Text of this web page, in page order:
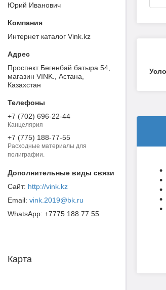
Юрий Иванович
Интернет каталог Vink.kz
Проспект Бөгенбай батыра 54,
магазин VINK., Астана,
Казахстан
+7 (702) 696-22-44
Канцелярия
+7 (775) 188-77-55
Расходные материалы для
полиграфии.
http://vink.kz
vink.2019@bk.ru
+7775 188 77 55
Карта